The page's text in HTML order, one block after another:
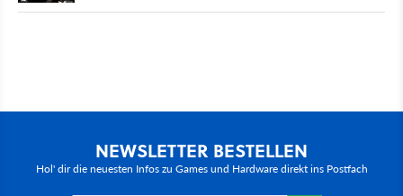
NEWSLETTER BESTELLEN
Hol' dir die neuesten Infos zu Games und Hardware direkt ins Postfach